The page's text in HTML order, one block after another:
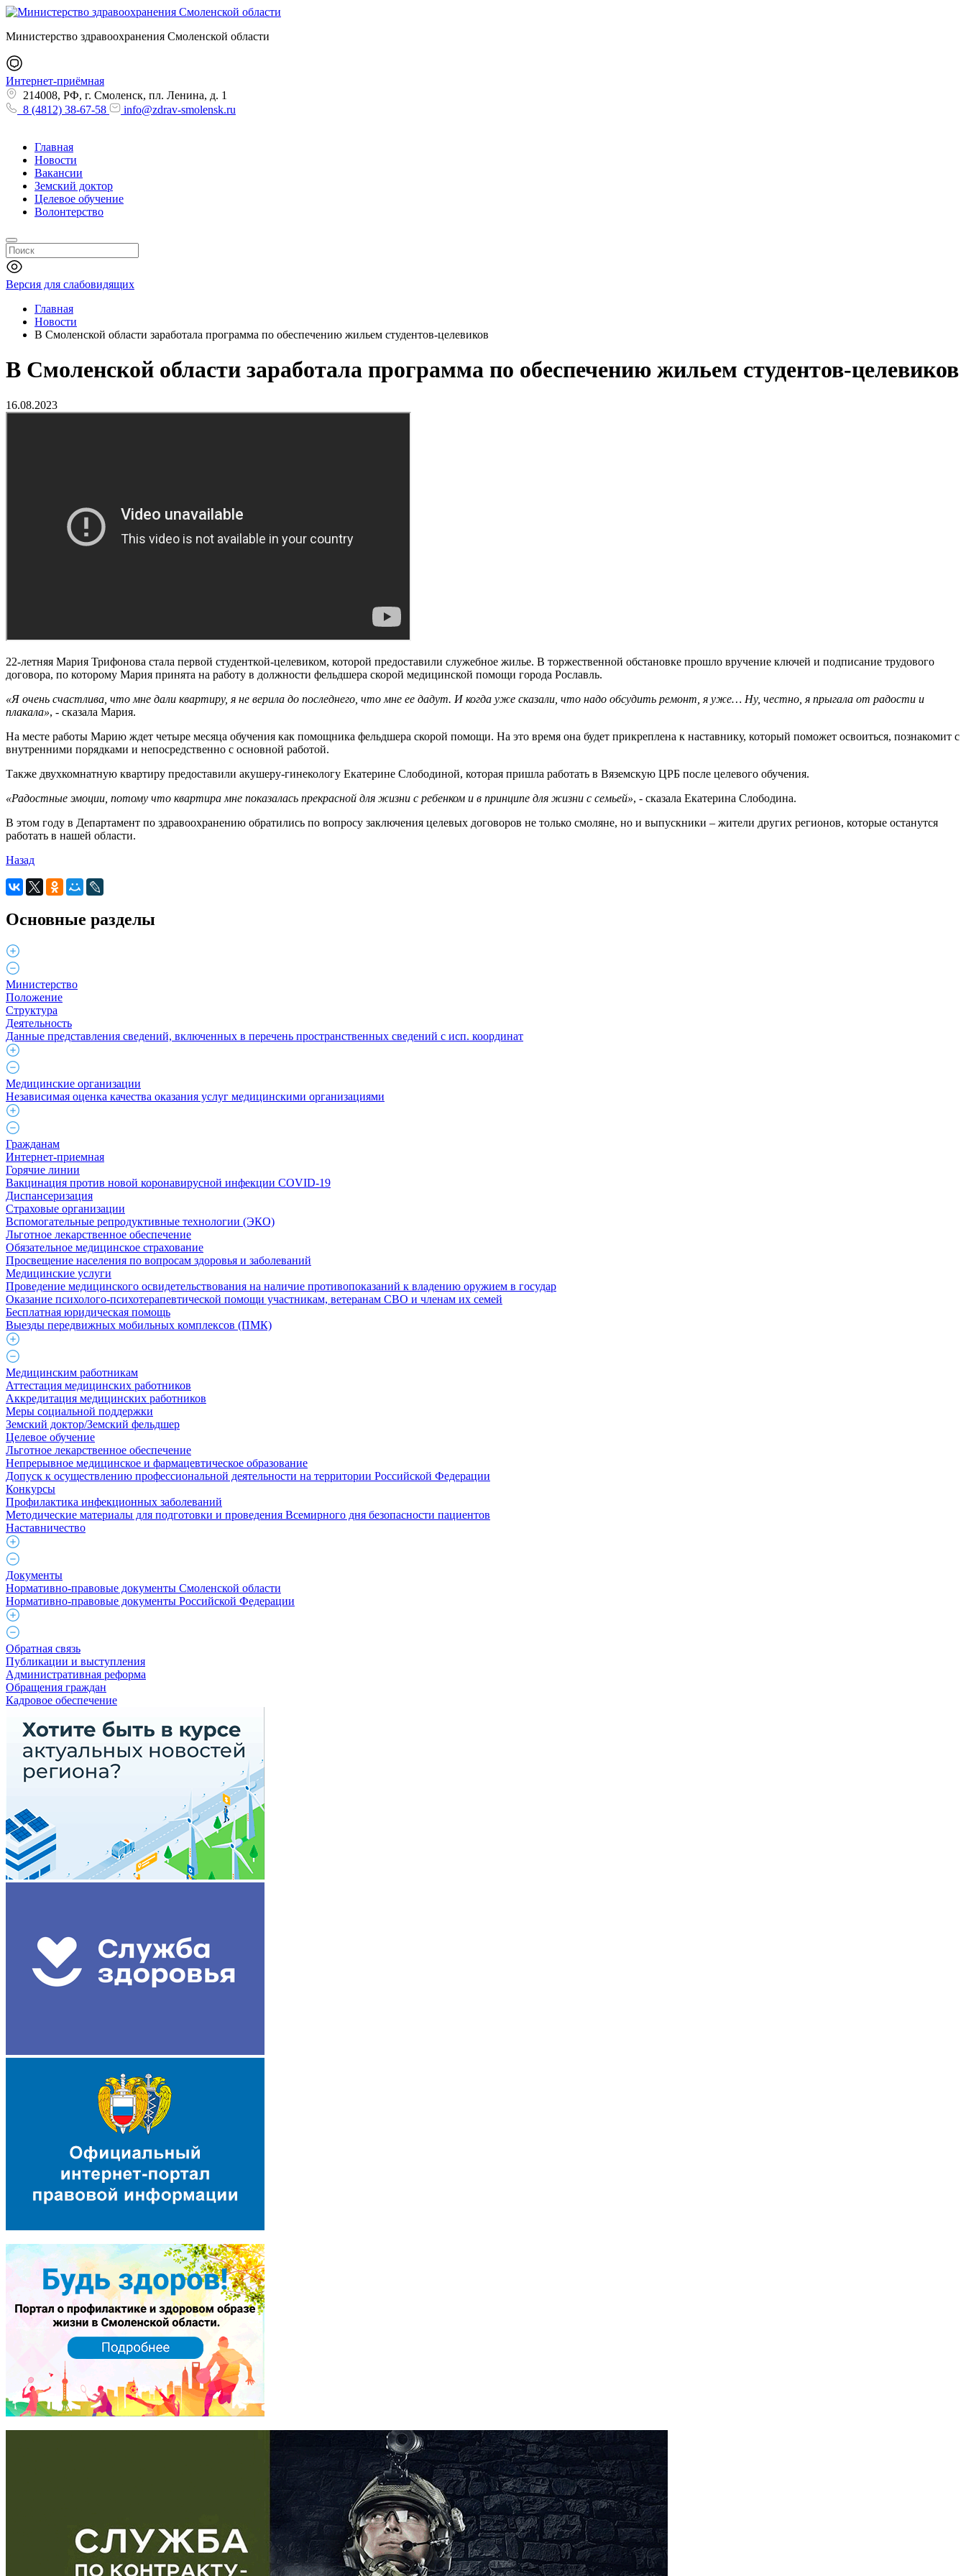
Министерство здравоохранения Смоленской области
Интернет-приёмная
214008, РФ, г. Смоленск, пл. Ленина, д. 1
8 (4812) 38-67-58
info@zdrav-smolensk.ru
Главная
Новости
Вакансии
Земский доктор
Целевое обучение
Волонтерство
Версия для слабовидящих
Главная
Новости
В Смоленской области заработала программа по обеспечению жильем студентов-целевиков
В Смоленской области заработала программа по обеспечению жильем студентов-целевиков
16.08.2023
22-летняя Мария Трифонова стала первой студенткой-целевиком, которой предоставили служебное жилье. В торжественной обстановке прошло вручение ключей и подписание трудового
договора, по которому Мария принята на работу в должности фельдшера скорой медицинской помощи города Рославль.
«Я очень счастлива, что мне дали квартиру, я не верила до последнего, что мне ее дадут. И когда уже сказали, что надо обсудить ремонт, я уже… Ну, честно, я прыгала от радости и
плакала», - сказала Мария.
На месте работы Марию ждет четыре месяца обучения как помощника фельдшера скорой помощи. На это время она будет прикреплена к наставнику, который поможет освоиться, познакомит с
внутренними порядками и непосредственно с основной работой.
Также двухкомнатную квартиру предоставили акушеру-гинекологу Екатерине Слободиной, которая пришла работать в Вяземскую ЦРБ после целевого обучения.
«Радостные эмоции, потому что квартира мне показалась прекрасной для жизни с ребенком и в принципе для жизни с семьей», - сказала Екатерина Слободина.
В этом году в Департамент по здравоохранению обратились по вопросу заключения целевых договоров не только смоляне, но и выпускники – жители других регионов, которые останутся
работать в нашей области.
Назад
Основные разделы
Министерство
Положение
Структура
Деятельность
Данные представления сведений, включенных в перечень пространственных сведений с исп. координат
Медицинские организации
Независимая оценка качества оказания услуг медицинскими организациями
Гражданам
Интернет-приемная
Горячие линии
Вакцинация против новой коронавирусной инфекции COVID-19
Диспансеризация
Страховые организации
Вспомогательные репродуктивные технологии (ЭКО)
Льготное лекарственное обеспечение
Обязательное медицинское страхование
Просвещение населения по вопросам здоровья и заболеваний
Медицинские услуги
Проведение медицинского освидетельствования на наличие противопоказаний к владению оружием в государ
Оказание психолого-психотерапевтической помощи участникам, ветеранам СВО и членам их семей
Бесплатная юридическая помощь
Выезды передвижных мобильных комплексов (ПМК)
Медицинским работникам
Аттестация медицинских работников
Аккредитация медицинских работников
Меры социальной поддержки
Земский доктор/Земский фельдшер
Целевое обучение
Льготное лекарственное обеспечение
Непрерывное медицинское и фармацевтическое образование
Допуск к осуществлению профессиональной деятельности на территории Российской Федерации
Конкурсы
Профилактика инфекционных заболеваний
Методические материалы для подготовки и проведения Всемирного дня безопасности пациентов
Наставничество
Документы
Нормативно-правовые документы Смоленской области
Нормативно-правовые документы Российской Федерации
Обратная связь
Публикации и выступления
Административная реформа
Обращения граждан
Кадровое обеспечение